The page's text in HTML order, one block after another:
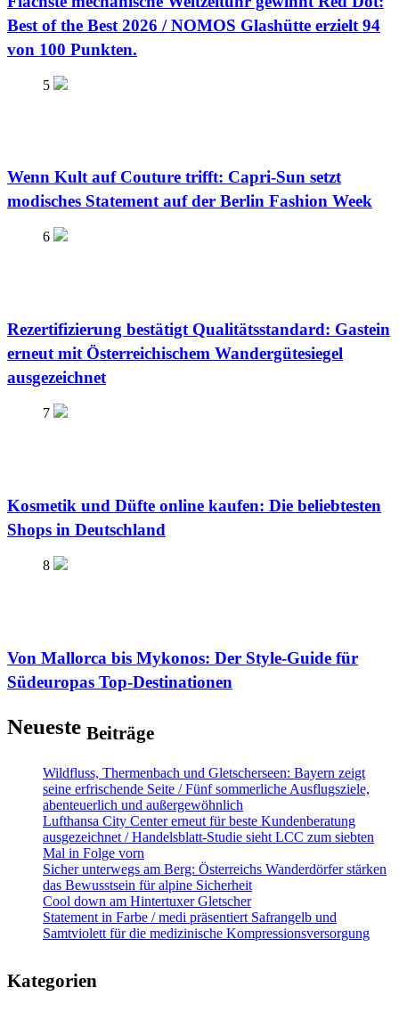
Best of the Best 2026 / NOMOS Glashütte erzielt 94
von 100 Punkten.
5
Wenn Kult auf Couture trifft: Capri-Sun setzt
modisches Statement auf der Berlin Fashion Week
6
Rezertifizierung bestätigt Qualitätsstandard: Gastein
erneut mit Österreichischem Wandergütesiegel
ausgezeichnet
7
Kosmetik und Düfte online kaufen: Die beliebtesten
Shops in Deutschland
8
Von Mallorca bis Mykonos: Der Style-Guide für
Südeuropas Top-Destinationen
Neueste Beiträge
Wildfluss, Thermenbach und Gletscherseen: Bayern zeigt
seine erfrischende Seite / Fünf sommerliche Ausflugsziele,
abenteuerlich und außergewöhnlich
Lufthansa City Center erneut für beste Kundenberatung
ausgezeichnet / Handelsblatt-Studie sieht LCC zum siebten
Mal in Folge vorn
Sicher unterwegs am Berg: Österreichs Wanderdörfer stärken
das Bewusstsein für alpine Sicherheit
Cool down am Hintertuxer Gletscher
Statement in Farbe / medi präsentiert Safrangelb und
Samtviolett für die medizinische Kompressionsversorgung
Kategorien